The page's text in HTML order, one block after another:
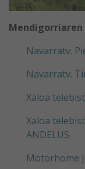
Navarratv.
Navarratv.
Xaloa
Xaloa
ANDELUS
Motorhome